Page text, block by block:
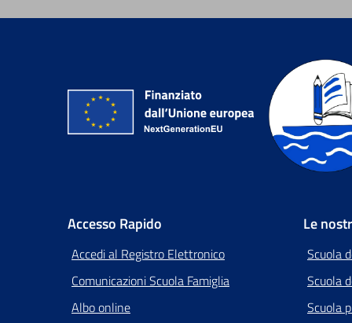
Accesso Rapido
Accedi al Registro Elettronico
Comunicazioni Scuola Famiglia
Albo online
Le
Scuola
Scuola
Scuola